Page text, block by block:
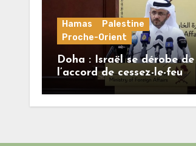
Hamas
Palestine
Proche-Orient
Doha : Israël se dérobe de
l’accord de cessez-le-feu
alors que le Hamas honore
ses engagements